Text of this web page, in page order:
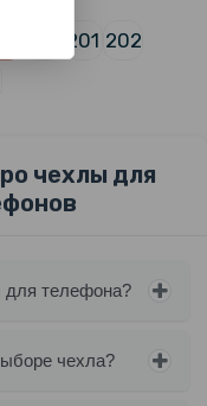
201 202
чехлы для
для телефона?
чехла?